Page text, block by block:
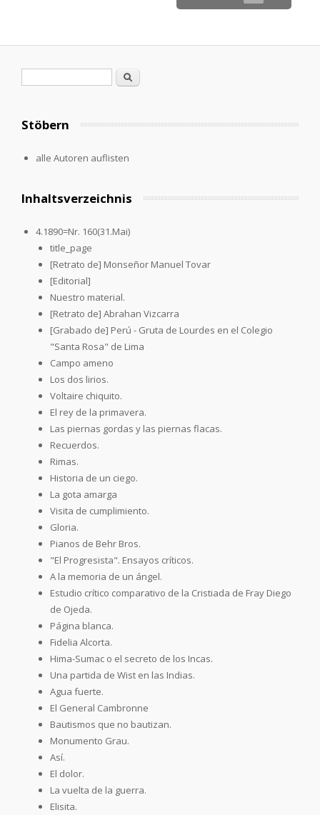
Search
Stöbern
alle Autoren auflisten
Inhaltsverzeichnis
4.1890=Nr. 160(31.Mai)
title_page
[Retrato de] Monseñor Manuel Tovar
[Editorial]
Nuestro material.
[Retrato de] Abrahan Vizcarra
[Grabado de] Perú - Gruta de Lourdes en el Colegio
"Santa Rosa" de Lima
Campo ameno
Los dos lirios.
Voltaire chiquito.
El rey de la primavera.
Las piernas gordas y las piernas flacas.
Recuerdos.
Rimas.
Historia de un ciego.
La gota amarga
Visita de cumplimiento.
Gloria.
Pianos de Behr Bros.
"El Progresista". Ensayos críticos.
A la memoria de un ángel.
Estudio crítico comparativo de la Cristiada de Fray Diego
de Ojeda.
Página blanca.
Fidelia Alcorta.
Hima-Sumac o el secreto de los Incas.
Una partida de Wist en las Indias.
Agua fuerte.
El General Cambronne
Bautismos que no bautizan.
Monumento Grau.
Así.
El dolor.
La vuelta de la guerra.
Elisita.